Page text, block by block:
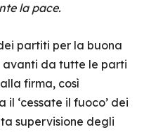
la pace.
partiti per la buona
da tutte le parti
firma, così
‘cessate il fuoco’ dei
supervisione degli